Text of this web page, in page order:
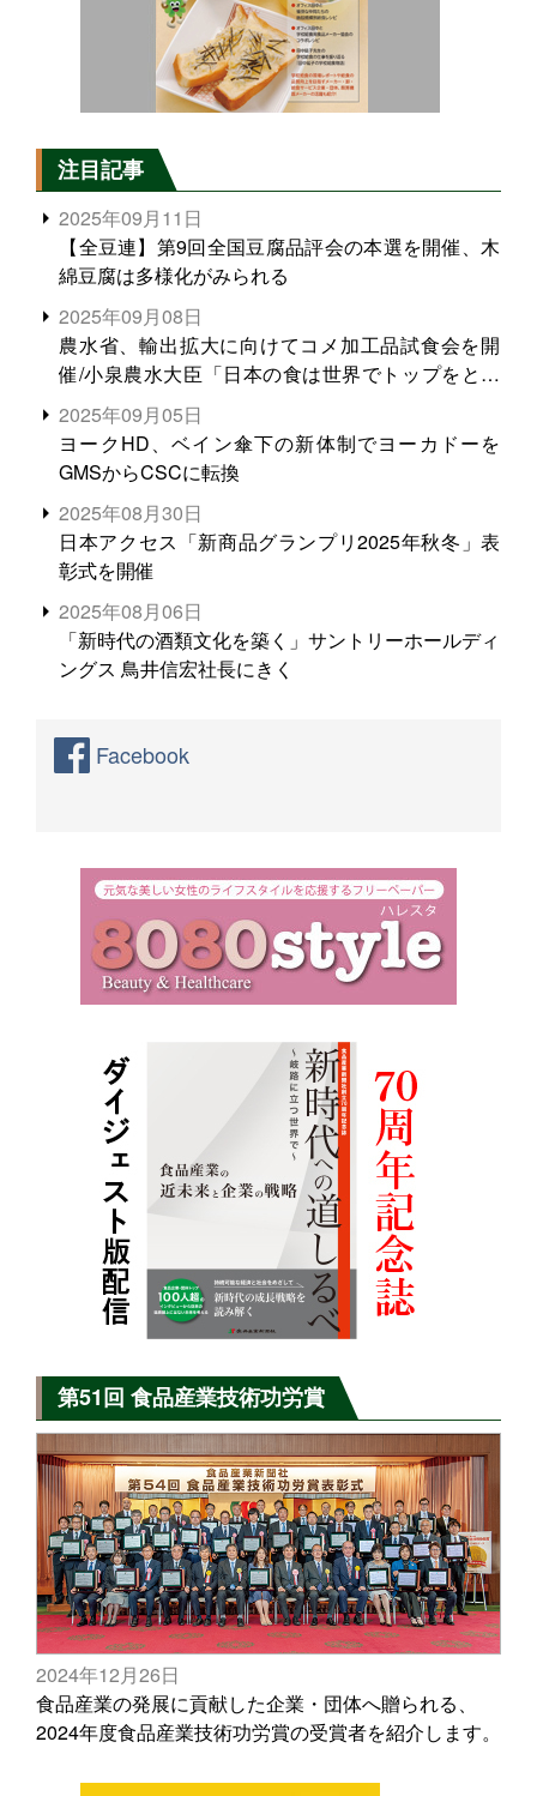
注目記事
2025年09月11日
【全豆連】第9回全国豆腐品評会の本選を開催、木
綿豆腐は多様化がみられる
2025年09月08日
農水省、輸出拡大に向けてコメ加工品試食会を開
催/小泉農水大臣「日本の食は世界でトップをとれ
る。米増産に向けて、米輸出需要の拡大を」
2025年09月05日
ヨークHD、ベイン傘下の新体制でヨーカドーを
GMSからCSCに転換
2025年08月30日
日本アクセス「新商品グランプリ2025年秋冬」表
彰式を開催
2025年08月06日
「新時代の酒類文化を築く」サントリーホールディ
ングス 鳥井信宏社長にきく
Facebook
第51回 食品産業技術功労賞
2024年12月26日
食品産業の発展に貢献した企業・団体へ贈られる、
2024年度食品産業技術功労賞の受賞者を紹介します。